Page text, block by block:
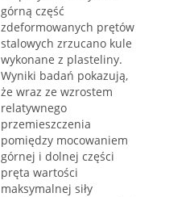
górną część
zdeformowanych prętów
stalowych zrzucano kule
wykonane z plasteliny.
Wyniki badań pokazują,
że wraz ze wzrostem
relatywnego
przemieszczenia
pomiędzy mocowaniem
górnej i dolnej części
pręta wartości
maksymalnej siły